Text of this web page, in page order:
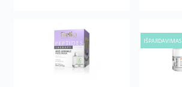
IŠPARDAVIMAS